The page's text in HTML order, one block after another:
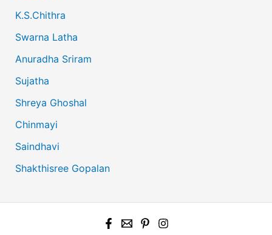
K.S.Chithra
Swarna Latha
Anuradha Sriram
Sujatha
Shreya Ghoshal
Chinmayi
Saindhavi
Shakthisree Gopalan